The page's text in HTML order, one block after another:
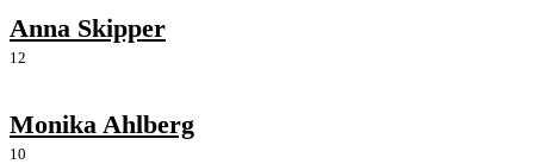
Anna Skipper
12
Monika Ahlberg
10